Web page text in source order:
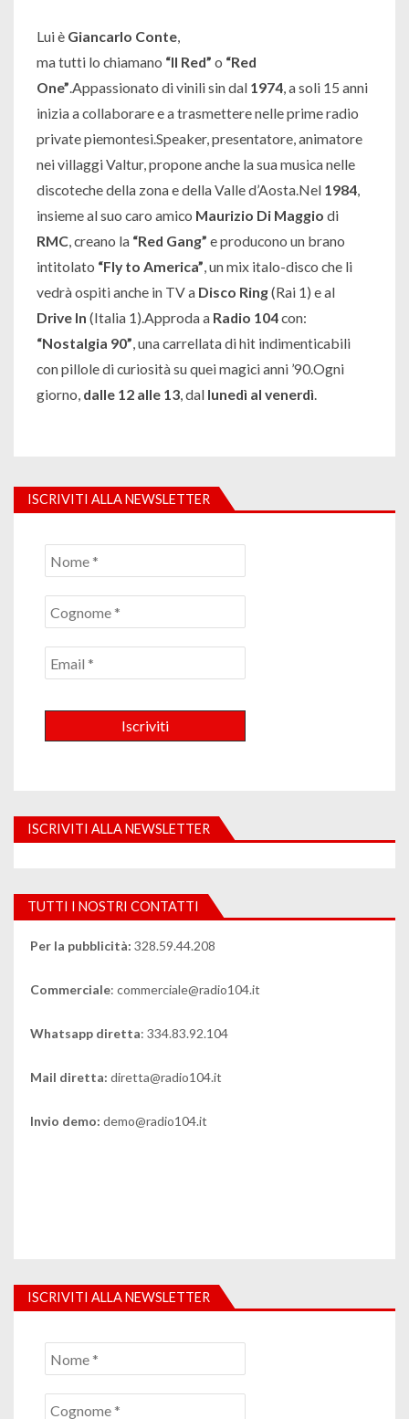
Lui è Giancarlo Conte,
ma tutti lo chiamano “Il Red” o “Red
One”.Appassionato di vinili sin dal 1974, a soli 15 anni
inizia a collaborare e a trasmettere nelle prime radio
private piemontesi.Speaker, presentatore, animatore
nei villaggi Valtur, propone anche la sua musica nelle
discoteche della zona e della Valle d’Aosta.Nel 1984,
insieme al suo caro amico Maurizio Di Maggio di
RMC, creano la “Red Gang” e producono un brano
intitolato “Fly to America”, un mix italo-disco che li
vedrà ospiti anche in TV a Disco Ring(Rai 1) e al
Drive In (Italia 1).Approda a Radio 104con:
“Nostalgia 90”, una carrellata di hit indimenticabili
con pillole di curiosità su quei magici anni ’90.Ogni
giorno, dalle 12 alle 13, dal lunedì al venerdì.
ISCRIVITI ALLA NEWSLETTER
ISCRIVITI ALLA NEWSLETTER
TUTTI I NOSTRI CONTATTI
Per la pubblicità: 328.59.44.208
Commerciale: commerciale@radio104.it
Whatsapp diretta: 334.83.92.104
Mail diretta: diretta@radio104.it
Invio demo: demo@radio104.it
ISCRIVITI ALLA NEWSLETTER